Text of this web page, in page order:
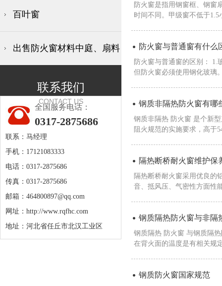
百叶窗
出售防火窗材料中庭、扇料
联系我们
CONTACT US
全国服务电话：
0317-2875686
联系：马经理
手机：17121083333
电话：0317-2875686
传真：0317-2875686
邮箱： 464800897@qq.com
网址： http://www.rqfhc.com
地址：河北省任丘市北汉工业区
防火窗是指用钢窗框、钢窗
时间不同。甲级窗不低于
防火窗与普通窗有什么
防火窗与普通窗的区别： 1.
但防火窗必须使用钢化玻璃
钢质非隔热防火窗有哪
钢质非隔热 防火窗 是个新
阻火规范的实施要求，高于
隔热断桥耐火窗维护保
隔热断桥耐火窗采用优良的
音、抵风压、气密性方面性
钢质隔热防火窗与非隔
钢质隔热 防火窗 与钢质隔
在背火面的温度是有相关规
钢质防火窗国家规范